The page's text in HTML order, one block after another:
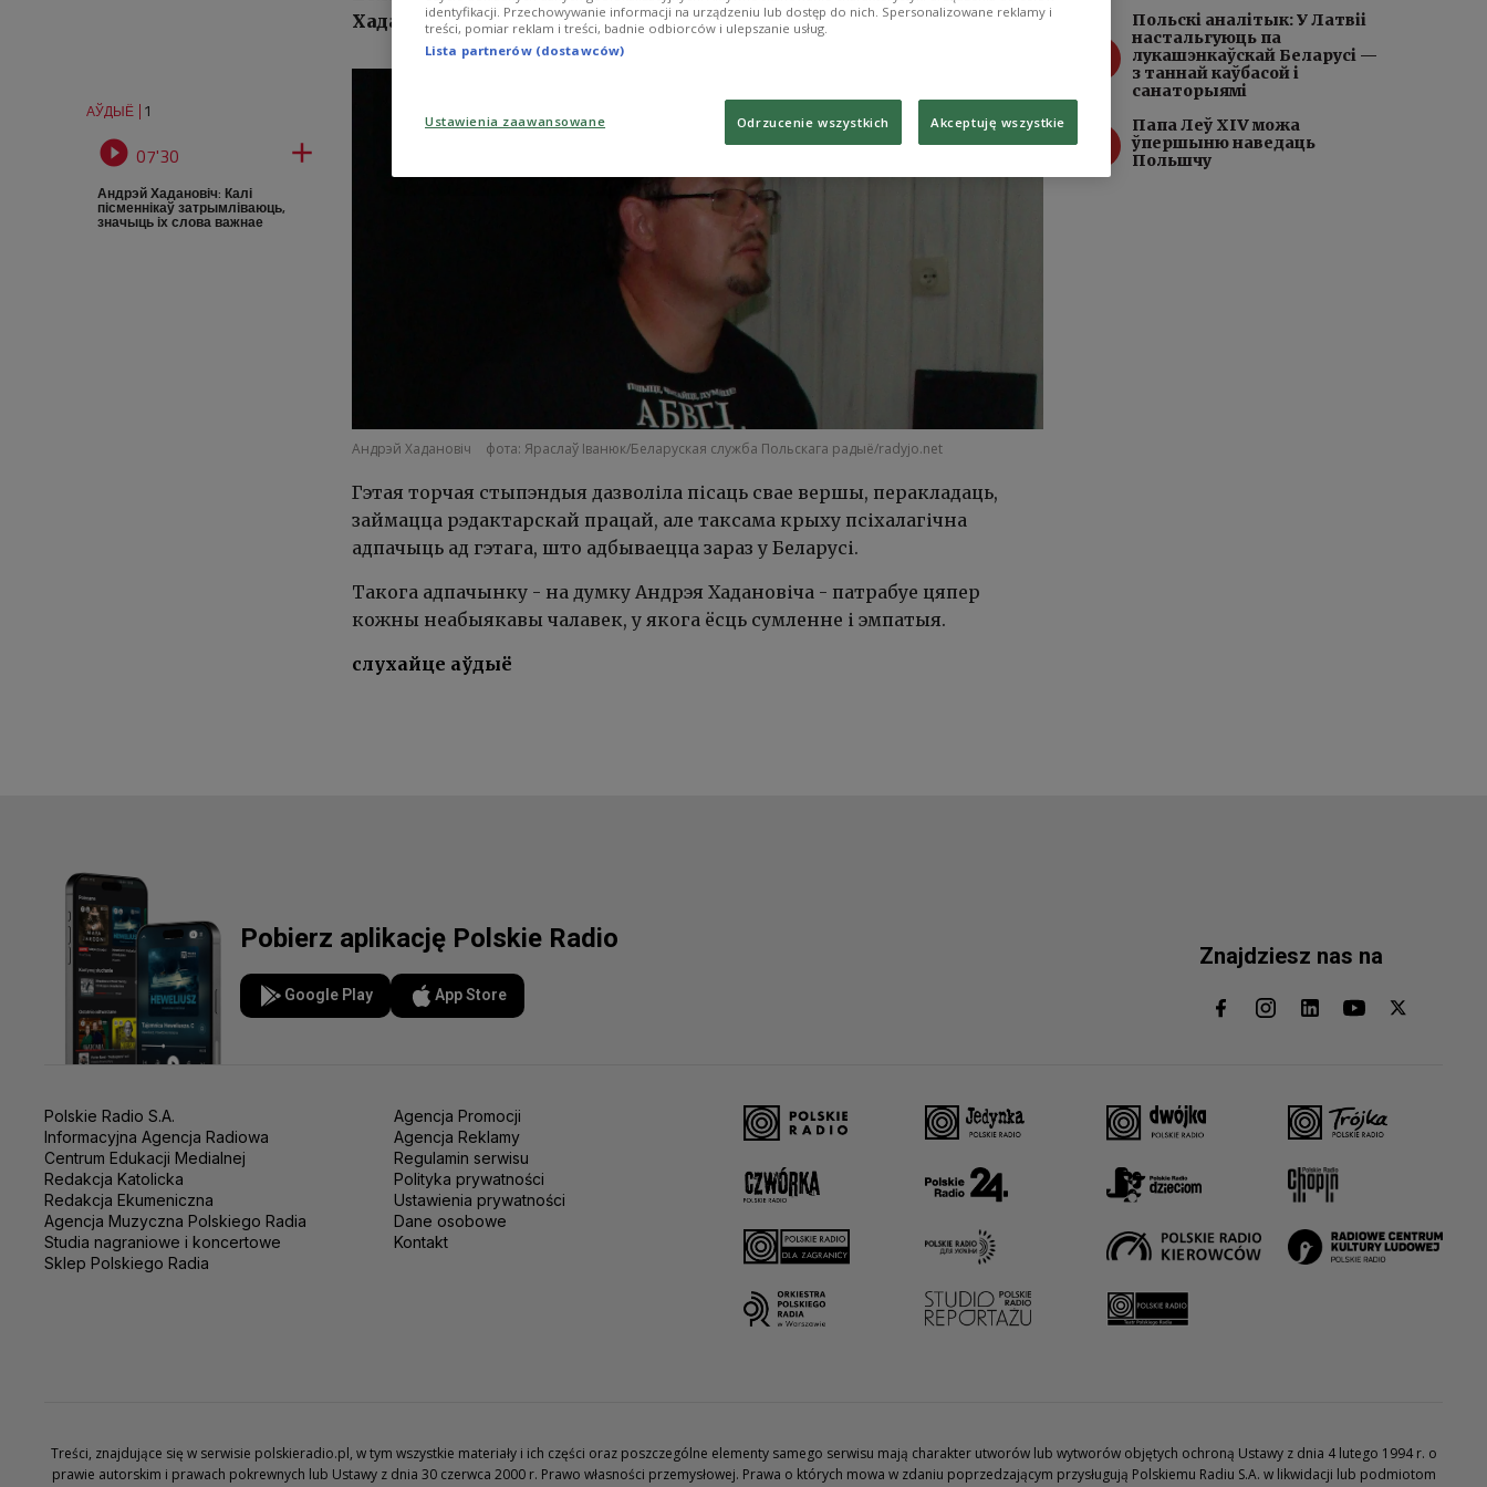
Хадановіч.
АЎДЫЁ 1
 07'30 
Андрэй Хадановіч: Калі
пісменнікаў затрымліваюць,
значыць іх слова важнае
Андрэй Хадановіч фота: Яраслаў Іванюк/Беларуская служба Польскага радыё/radyjo.net
Гэтая торчая стыпэндыя дазволіла пісаць свае вершы, перакладаць,
займацца рэдактарскай працай, але таксама крыху псіхалагічна
адпачыць ад гэтага, што адбываецца зараз у Беларусі.
Такога адпачынку - на думку Андрэя Хадановіча - патрабуе цяпер
кожны неабыякавы чалавек, у якога ёсць сумленне і эмпатыя.
слухайце аўдыё
Польскі аналітык: У Латвіі
настальгуюць па
лукашэнкаўскай Беларусі —
з таннай каўбасой і
санаторыямі
Папа Леў XIV можа
ўпершыню наведаць
Польшчу
Pobierz aplikację Polskie Radio
Google Play App Store
Znajdziesz nas na
Polskie Radio S.A.
Informacyjna Agencja Radiowa
Centrum Edukacji Medialnej
Redakcja Katolicka
Redakcja Ekumeniczna
Agencja Muzyczna Polskiego Radia
Studia nagraniowe i koncertowe
Sklep Polskiego Radia
Agencja Promocji
Agencja Reklamy
Regulamin serwisu
Polityka prywatności
Ustawienia prywatności
Dane osobowe
Kontakt
Treści, znajdujące się w serwisie polskieradio.pl, w tym wszystkie materiały i ich części oraz poszczególne elementy samego serwisu mają charakter utworów lub wytworów objętych ochroną Ustawy z dnia 4 lutego 1994 r. o
prawie autorskim i prawach pokrewnych lub Ustawy z dnia 30 czerwca 2000 r. Prawo własności przemysłowej. Prawa o których mowa w zdaniu poprzedzającym przysługują Polskiemu Radiu S.A. w likwidacji lub podmiotom
identyfikacji. Przechowywanie informacji na urządzeniu lub dostęp do nich. Spersonalizowane reklamy i
treści, pomiar reklam i treści, badnie odbiorców i ulepszanie usług.
Lista partnerów (dostawców)
Ustawienia zaawansowane Odrzucenie wszystkich Akceptuję wszystkie